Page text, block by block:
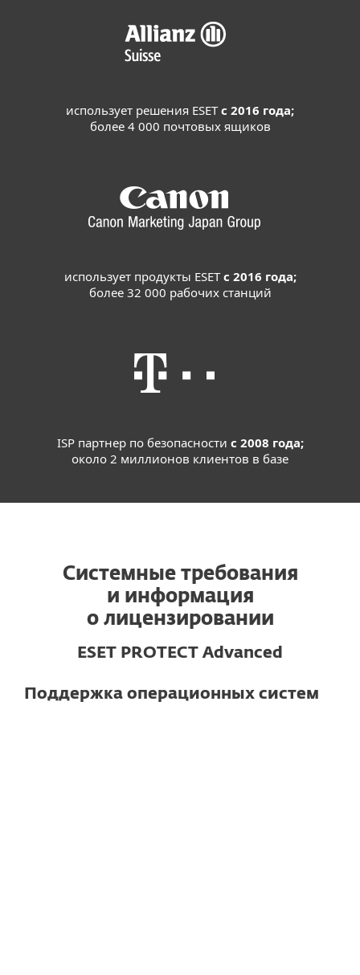
использует решения ESETс 2016 года;
более 4 000 почтовых ящиков
использует продукты ESETс 2016 года;
более 32 000 рабочих станций
ISP партнер по безопасности с 2008 года;
около 2 миллионов клиентов в базе
Системные требования
и информация
о лицензировании
ESET PROTECT Advanced
Поддержка операционных систем